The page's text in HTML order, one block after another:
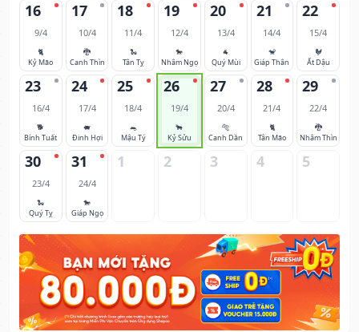
16
9/4
🐈
Kỷ Mão
17
10/4
🐉
Canh Thìn
18
11/4
🐍
Tân Tỵ
19
12/4
🐎
Nhâm Ngọ
20
13/4
🐐
Quý Mùi
21
14/4
🐒
Giáp Thân
22
15/4
🐓
Ất Dậu
23
16/4
🐕
Bính Tuất
24
17/4
🐖
Đinh Hợi
25
18/4
🐀
Mậu Tý
26
19/4
🐂
Kỷ Sửu
27
20/4
🐅
Canh Dần
28
21/4
🐈
Tân Mão
29
22/4
🐉
Nhâm Thìn
30
23/4
🐍
Quý Tỵ
31
24/4
🐎
Giáp Ngọ
1 2 3 4 5